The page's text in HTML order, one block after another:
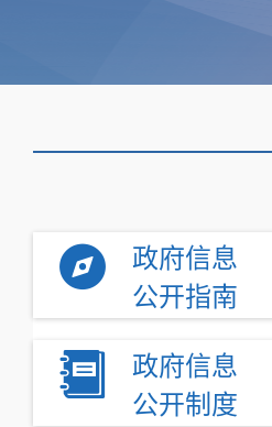
政府信息
公开指南
政府信息
公开制度